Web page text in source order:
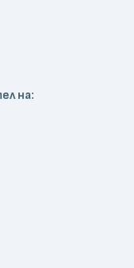
на: